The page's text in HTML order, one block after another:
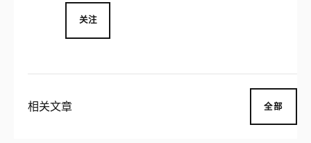
关注
相关文章 全部